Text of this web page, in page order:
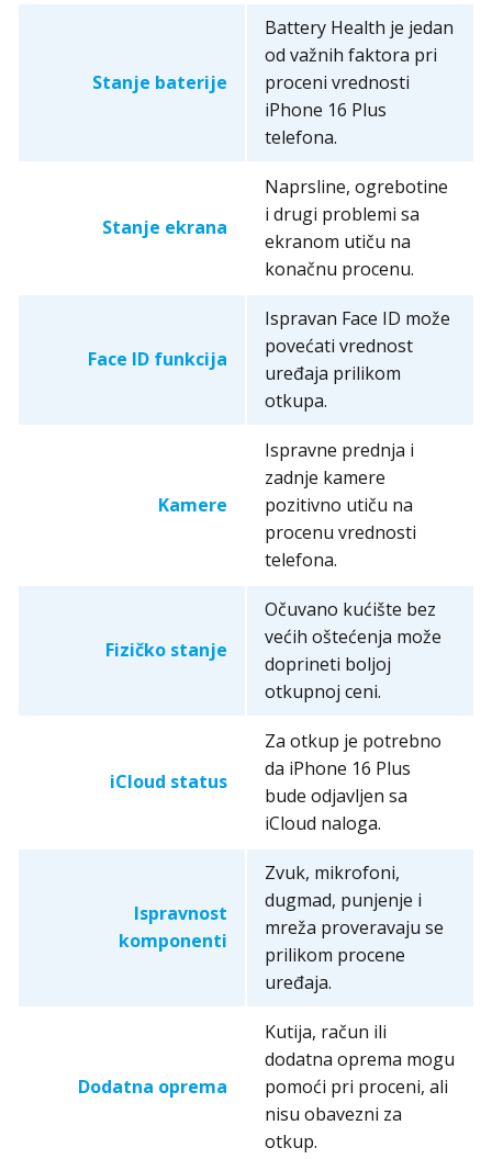
Stanje baterije
Battery Health je jedan
od važnih faktora pri
proceni vrednosti
iPhone 16 Plus
telefona.
Stanje ekrana
Naprsline, ogrebotine
i drugi problemi sa
ekranom utiču na
konačnu procenu.
Face ID funkcija
Ispravan Face ID može
povećati vrednost
uređaja prilikom
otkupa.
Kamere
Ispravne prednja i
zadnje kamere
pozitivno utiču na
procenu vrednosti
telefona.
Fizičko stanje
Očuvano kućište bez
većih oštećenja može
doprineti boljoj
otkupnoj ceni.
iCloud status
Za otkup je potrebno
da iPhone 16 Plus
bude odjavljen sa
iCloud naloga.
Ispravnost
komponenti
Zvuk, mikrofoni,
dugmad, punjenje i
mreža proveravaju se
prilikom procene
uređaja.
Dodatna oprema
Kutija, račun ili
dodatna oprema mogu
pomoći pri proceni, ali
nisu obavezni za
otkup.